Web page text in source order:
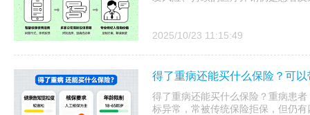
2025/10/23 11:15:49
得了重病还能买什么保险？可
得了重病还能买什么保险？重病患
标异常，常被传统保险拒保，但仍